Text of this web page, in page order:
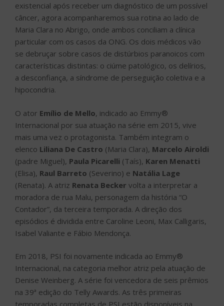
existencial após receber um diagnóstico de um possível
câncer, agora acompanharemos sua rotina ao lado de
Maria Clara no Abrigo, onde ambos conciliam a clínica
particular com os casos da ONG. Os dois médicos vão
se debruçar sobre casos de distúrbios paranoicos com
características distintas: o ciúme patológico, os delírios,
a desconfiança, a síndrome de perseguição coletiva e a
hipocondria.
O ator Emílio de Mello, indicado ao Emmy®
Internacional por sua atuação na série em 2015, vive
mais uma vez o protagonista. Também integram o
elenco Liliana De Castro (Maria Clara), Marcelo Airoldi
(padre Miguel), Paula Picarelli (Taís), Karen Menatti
(Elisa), Raul Barreto (Severino) e Natália Lage
(Renata). A atriz Renata Becker volta a interpretar a
moradora de rua Malu, personagem da história “O
Contador”, da terceira temporada. A direção dos
episódios é dividida entre Caroline Leoni, Max Calligaris,
Isabel Valiante e Fábio Mendonça.
Em 2018, PSI foi novamente indicada ao Emmy®
Internacional, na categoria melhor atriz pela atuação de
Denise Weinberg. A série foi vencedora de seis prêmios
na 39ª edição do Telly Awards. As três primeiras